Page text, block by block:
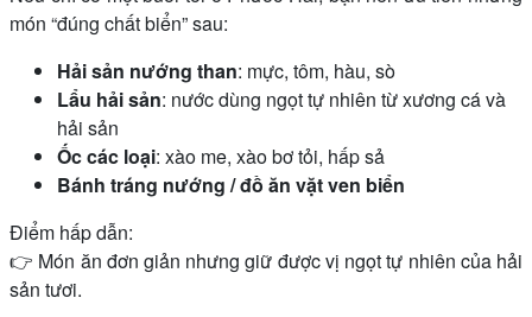
món “đúng chất biển” sau:
Hải sản nướng than: mực, tôm, hàu, sò
Lẩu hải sản: nước dùng ngọt tự nhiên từ xương cá và
hải sản
Ốc các loại: xào me, xào bơ tỏi, hấp sả
Bánh tráng nướng / đồ ăn vặt ven biển
Điểm hấp dẫn:
👉 Món ăn đơn giản nhưng giữ được vị ngọt tự nhiên của hải
sản tươi.